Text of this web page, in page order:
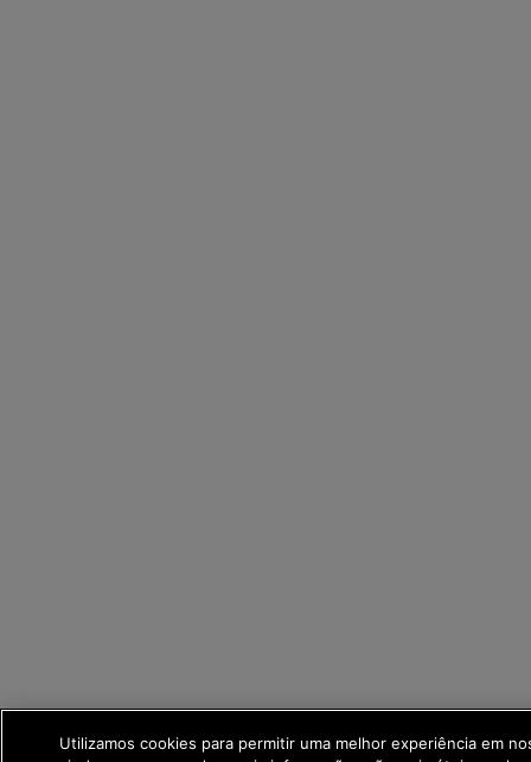
Utilizamos cookies para permitir uma melhor experiência em